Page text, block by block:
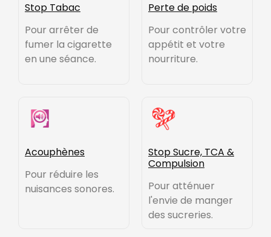
Stop Tabac
Pour arrêter de
fumer la cigarette
en une séance.
Perte de poids
Pour contrôler votre
appétit et votre
nourriture.
Acouphènes
Pour réduire les
nuisances sonores.
Stop Sucre, TCA &
Compulsion
Pour atténuer
l'envie de manger
des sucreries.